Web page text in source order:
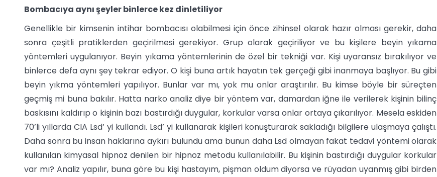
Bombacıya aynı şeyler binlerce kez dinletiliyor
Genellikle bir kimsenin intihar bombacısı olabilmesi için önce zihinsel olarak hazır olması gerekir, daha
sonra çeşitli pratiklerden geçirilmesi gerekiyor. Grup olarak geçiriliyor ve bu kişilere beyin yıkama
yöntemleri uygulanıyor. Beyin yıkama yöntemlerinin de özel bir tekniği var. Kişi uyaransız bırakılıyor ve
binlerce defa aynı şey tekrar ediyor. O kişi buna artık hayatın tek gerçeği gibi inanmaya başlıyor. Bu gibi
beyin yıkma yöntemleri yapılıyor. Bunlar var mı, yok mu onlar araştırılır. Bu kimse böyle bir süreçten
geçmiş mi buna bakılır. Hatta narko analiz diye bir yöntem var, damardan iğne ile verilerek kişinin bilinç
baskısını kaldırıp o kişinin bazı bastırdığı duygular, korkular varsa onlar ortaya çıkarılıyor. Mesela eskiden
70’li yıllarda CIA Lsd’ yi kullandı. Lsd’ yi kullanarak kişileri konuşturarak sakladığı bilgilere ulaşmaya çalıştı.
Daha sonra bu insan haklarına aykırı bulundu ama bunun daha Lsd olmayan fakat tedavi yöntemi olarak
kullanılan kimyasal hipnoz denilen bir hipnoz metodu kullanılabilir. Bu kişinin bastırdığı duygular korkular
var mı? Analiz yapılır, buna göre bu kişi hastayım, pişman oldum diyorsa ve rüyadan uyanmış gibi birden